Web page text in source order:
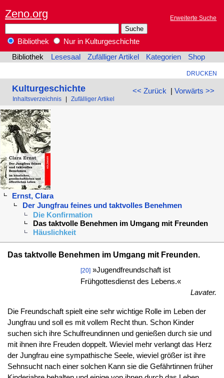
Zeno.org Erweiterte Suche
Bibliothek
Nur in Kulturgeschichte
Bibliothek
Lesesaal Zufälliger Artikel Kategorien Shop
DRUCKEN
<< Zurück | Vorwärts >>
Kulturgeschichte
Inhaltsverzeichnis Zufälliger Artikel
Ernst, Clara
Der Jungfrau feines und taktvolles Benehmen
Die Konfirmation
Das taktvolle Benehmen im Umgang mit Freunden
Häuslichkeit
Das taktvolle Benehmen im Umgang mit Freunden.
[20] »Jugendfreundschaft ist
Frühgottesdienst des Lebens.«
Lavater.
Die Freundschaft spielt eine sehr wichtige Rolle im Leben der
Jungfrau und soll es mit vollem Recht thun. Schon Kinder
suchen sich ihre Schulfreundinnen und genießen durch sie und
mit ihnen ihre Freuden doppelt. Wieviel mehr verlangt das Herz
der Jungfrau eine sympathische Seele, wieviel größer ist ihre
Sehnsucht nach einer solchen Kann sie die Gefährtinnen früher